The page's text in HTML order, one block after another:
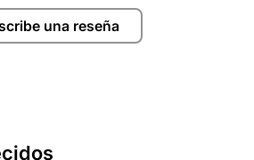
una reseña